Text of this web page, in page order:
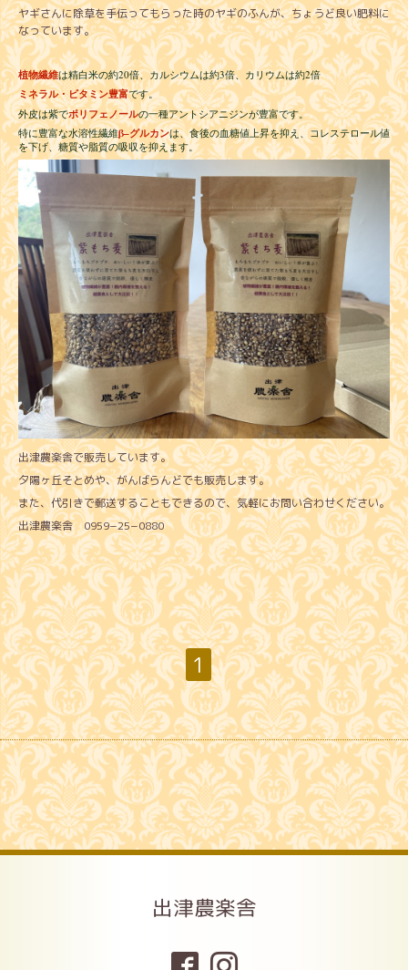
ヤギさんに除草を手伝ってもらった時のヤギのふんが、ちょうど良い肥料に
なっています。
植物繊維は精白米の約20倍、カルシウムは約3倍、カリウムは約2倍
ミネラル・ビタミン豊富です。
外皮は紫でポリフェノールの一種アントシアニジンが豊富です。
特に豊富な水溶性繊維β–グルカンは、食後の血糖値上昇を抑え、コレステロール値
を下げ、糖質や脂質の吸収を抑えます。
出津農楽舎で販売しています。
夕陽ヶ丘そとめや、がんばらんどでも販売します。
また、代引きで郵送することもできるので、気軽にお問い合わせください。
出津農楽舎 0959−25−0880
1
出津農楽舎